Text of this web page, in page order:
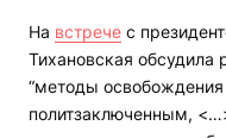
На встрече с
Тихановская обсудила
“методы
политзаключенным,